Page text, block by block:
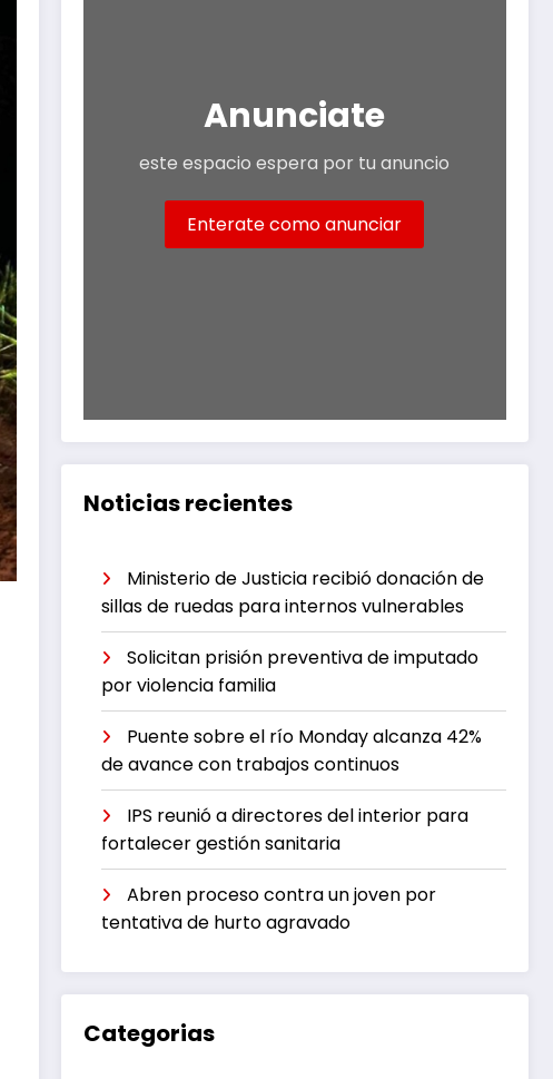
Anunciate
este espacio espera por tu anuncio
Enterate como anunciar
Noticias recientes
Ministerio de Justicia recibió donación de
sillas de ruedas para internos vulnerables
Solicitan prisión preventiva de imputado
por violencia familia
Puente sobre el río Monday alcanza 42%
de avance con trabajos continuos
IPS reunió a directores del interior para
fortalecer gestión sanitaria
Abren proceso contra un joven por
tentativa de hurto agravado
Categorias